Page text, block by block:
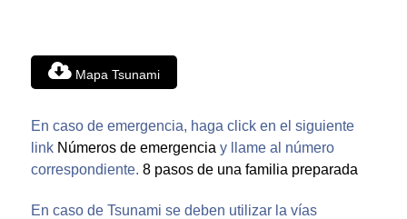
Mapa Tsunami
En caso de emergencia, haga click en el siguiente
link Números de emergencia y llame al número
correspondiente. 8 pasos de una familia preparada
En caso de Tsunami se deben utilizar la vías